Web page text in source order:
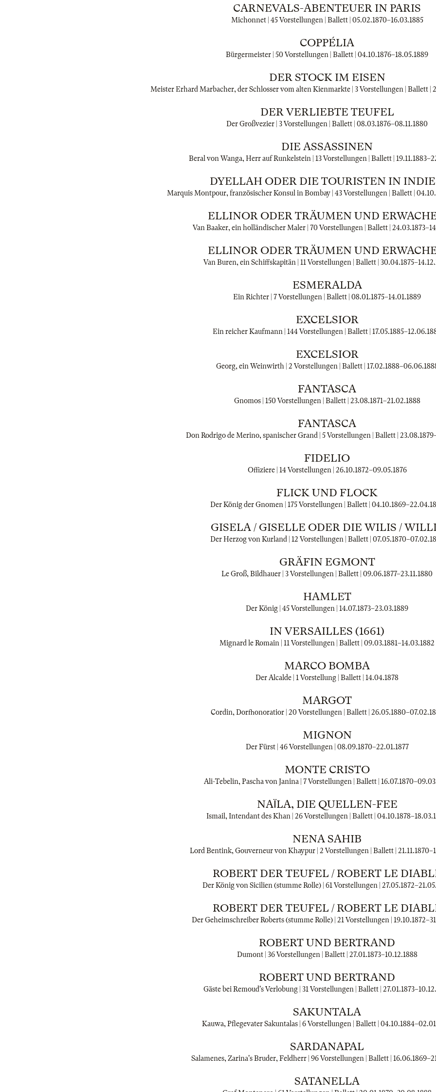
CARNEVALS-ABENTEUER IN PARIS
Michonnet | 45 Vorstellungen | Ballett | 05.02.1870–16.03.1885
COPPÉLIA
Bürgermeister | 50 Vorstellungen | Ballett | 04.10.1876–18.05.1889
DER STOCK IM EISEN
Meister Erhard Marbacher, der Schlosser vom alten Kienmarkte | 3 Vorstellungen | Ballett |
DER VERLIEBTE TEUFEL
Der Großvezier | 3 Vorstellungen | Ballett | 08.03.1876–08.11.1880
DIE ASSASSINEN
Beral von Wanga, Herr auf Runkelstein | 13 Vorstellungen | Ballett | 19.11.1883–
DYELLAH ODER DIE TOURISTEN IN
Marquis Montpour, französischer Konsul in Bombay | 43 Vorstellungen | Ballett |
ELLINOR ODER TRÄUMEN UND
Van Baaker, ein holländischer Maler | 70 Vorstellungen | Ballett | 24.03.1873–
ELLINOR ODER TRÄUMEN UND
Van Buren, ein Schiffskapitän | 11 Vorstellungen | Ballett | 30.04.1875–
ESMERALDA
Ein Richter | 7 Vorstellungen | Ballett | 08.01.1875–14.01.1889
EXCELSIOR
Ein reicher Kaufmann | 144 Vorstellungen | Ballett | 17.05.1885–
EXCELSIOR
Georg, ein Weinwirth | 2 Vorstellungen | Ballett | 17.02.1888–
FANTASCA
Gnomos | 150 Vorstellungen | Ballett | 23.08.1871–21.02.1888
FANTASCA
Don Rodrigo de Merino, spanischer Grand | 5 Vorstellungen | Ballett | 23.08.1879
FIDELIO
Offiziere | 14 Vorstellungen | 26.10.1872–09.05.1876
FLICK UND FLOCK
Der König der Gnomen | 175 Vorstellungen | Ballett | 04.10.1869–
GISELA / GISELLE ODER DIE WILIS /
Der Herzog von Kurland | 12 Vorstellungen | Ballett | 07.05.1870–
GRÄFIN EGMONT
Le Groß, Bildhauer | 3 Vorstellungen | Ballett | 09.06.1877–23.11.1880
HAMLET
Der König | 45 Vorstellungen | 14.07.1873–23.03.1889
IN VERSAILLES (1661)
Mignard le Romain | 11 Vorstellungen | Ballett | 09.03.1881–14.03.1882
MARCO BOMBA
Der Alcalde | 1 Vorstellung | Ballett | 14.04.1878
MARGOT
Cordin, Dorfhonoratior | 20 Vorstellungen | Ballett | 26.05.1880–
MIGNON
Der Fürst | 46 Vorstellungen | 08.09.1870–22.01.1877
MONTE CRISTO
Ali-Tebelin, Pascha von Janina | 7 Vorstellungen | Ballett | 16.07.1870–
NAΪLA, DIE QUELLEN-FEE
Ismail, Intendant des Khan | 26 Vorstellungen | Ballett | 04.10.1878–
NENA SAHIB
Lord Bentink, Gouverneur von Khaypur | 2 Vorstellungen | Ballett | 21.11.1870–
ROBERT DER TEUFEL / ROBERT LE
Der König von Sicilien (stumme Rolle) | 61 Vorstellungen | 27.05.1872–
ROBERT DER TEUFEL / ROBERT LE
Der Geheimschreiber Roberts (stumme Rolle) | 21 Vorstellungen | 19.10.1872–
ROBERT UND BERTRAND
Dumont | 36 Vorstellungen | Ballett | 27.01.1873–10.12.1888
ROBERT UND BERTRAND
Gäste bei Remoud's Verlobung | 31 Vorstellungen | Ballett | 27.01.1873–
SAKUNTALA
Kauwa, Pflegevater Sakuntalas | 6 Vorstellungen | Ballett | 04.10.1884–
SARDANAPAL
Salamenes, Zarina's Bruder, Feldherr | 96 Vorstellungen | Ballett | 16.06.1869–
SATANELLA